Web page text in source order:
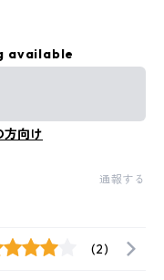
available
方向け
通報する
(2)